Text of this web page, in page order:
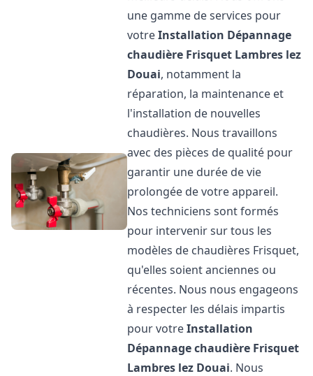
une gamme de services pour
votreInstallation Dépannage
chaudière Frisquet Lambres lez
Douai, notamment la
réparation, la maintenance et
l'installation de nouvelles
chaudières. Nous travaillons
avec des pièces de qualité pour
garantir une durée de vie
prolongée de votre appareil.
Nos techniciens sont formés
pour intervenir sur tous les
modèles de chaudières Frisquet,
qu'elles soient anciennes ou
récentes. Nous nous engageons
à respecter les délais impartis
pour votreInstallation
Dépannage chaudière Frisquet
Lambres lez Douai. Nous